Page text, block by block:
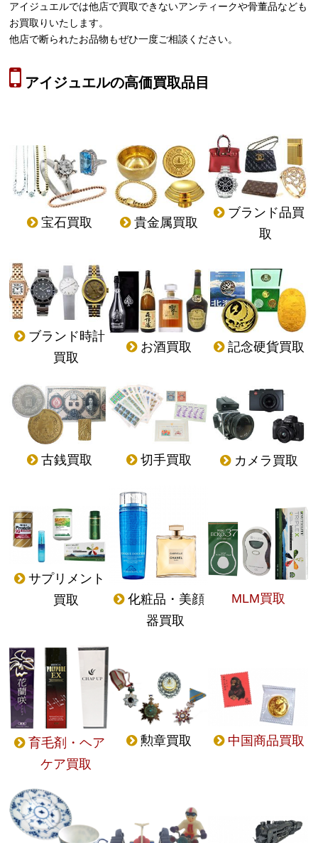
アイジュエルでは他店で買取できないアンティークや骨董品なども
お買取りいたします。
他店で断られたお品物もぜひ一度ご相談ください。
アイジュエルの高価買取品目
宝石買取 貴金属買取
ブランド品買
取
ブランド時計
買取
お酒買取 記念硬貨買取
古銭買取 切手買取 カメラ買取
サプリメント
買取
化粧品・美顔
器買取
MLM買取
育毛剤・ヘア
ケア買取
勲章買取 中国商品買取